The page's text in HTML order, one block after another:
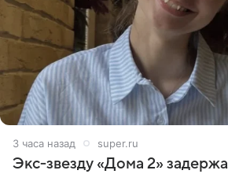
3 часа назад super.ru
Экс‑звезду «Дома 2»